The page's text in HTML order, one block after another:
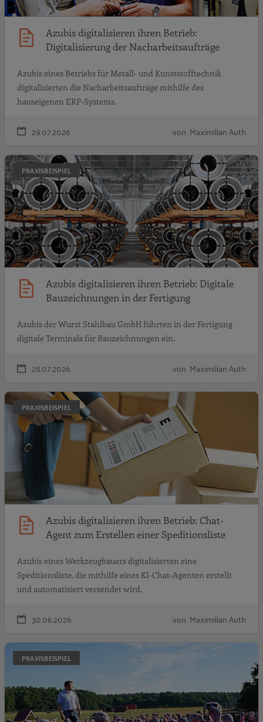
Azubis digitalisieren ihren Betrieb:
Digitalisierung der Nacharbeitsaufträge
Azubis eines Betriebs für Metall- und Kunststofftechnik
digitalisierten die Nacharbeitsaufträge mithilfe des
hauseigenen ERP-Systems.
29.07.2026 von Maximilian Auth
PRAXISBEISPIEL
Azubis digitalisieren ihren Betrieb: Digitale
Bauzeichnungen in der Fertigung
Azubis der Wurst Stahlbau GmbH führten in der Fertigung
digitale Terminals für Bauzeichnungen ein.
28.07.2026 von Maximilian Auth
PRAXISBEISPIEL
Azubis digitalisieren ihren Betrieb: Chat-
Agent zum Erstellen einer Speditionsliste
Azubis eines Werkzeugbauers digitalisierten eine
Speditionsliste, die mithilfe eines KI-Chat-Agenten erstellt
und automatisiert versendet wird.
30.06.2026 von Maximilian Auth
PRAXISBEISPIEL